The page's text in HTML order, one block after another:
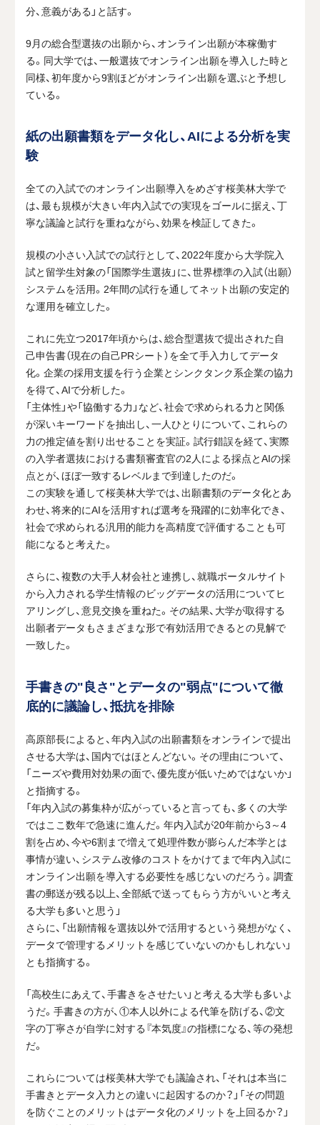
分、意義がある」と話す。
9月の総合型選抜の出願から、オンライン出願が本稼働す
る。同大学では、一般選抜でオンライン出願を導入した時と
同様、初年度から9割ほどがオンライン出願を選ぶと予想し
ている。
紙の出願書類をデータ化し、AIによる分析を実
験
全ての入試でのオンライン出願導入をめざす桜美林大学で
は、最も規模が大きい年内入試での実現をゴールに据え、丁
寧な議論と試行を重ねながら、効果を検証してきた。
規模の小さい入試での試行として、2022年度から大学院入
試と留学生対象の「国際学生選抜」に、世界標準の入試（出願）
システムを活用。2年間の試行を通してネット出願の安定的
な運用を確立した。
これに先立つ2017年頃からは、総合型選抜で提出された自
己申告書（現在の自己PRシート）を全て手入力してデータ
化。企業の採用支援を行う企業とシンクタンク系企業の協力
を得て、AIで分析した。
「主体性」や「協働する力」など、社会で求められる力と関係
が深いキーワードを抽出し、一人ひとりについて、これらの
力の推定値を割り出せることを実証。試行錯誤を経て、実際
の入学者選抜における書類審査官の2人による採点とAIの採
点とが、ほぼ一致するレベルまで到達したのだ。
この実験を通して桜美林大学では、出願書類のデータ化とあ
わせ、将来的にAIを活用すれば選考を飛躍的に効率化でき、
社会で求められる汎用的能力を高精度で評価することも可
能になると考えた。
さらに、複数の大手人材会社と連携し、就職ポータルサイト
から入力される学生情報のビッグデータの活用についてヒ
アリングし、意見交換を重ねた。その結果、大学が取得する
出願者データもさまざまな形で有効活用できるとの見解で
一致した。
手書きの"良さ"とデータの"弱点"について徹
底的に議論し、抵抗を排除
高原部長によると、年内入試の出願書類をオンラインで提出
させる大学は、国内ではほとんどない。その理由について、
「ニーズや費用対効果の面で、優先度が低いためではないか」
と指摘する。
「年内入試の募集枠が広がっていると言っても、多くの大学
ではここ数年で急速に進んだ。年内入試が20年前から3 ～4
割を占め、今や6割まで増えて処理件数が膨らんだ本学とは
事情が違い、システム改修のコストをかけてまで年内入試に
オンライン出願を導入する必要性を感じないのだろう。調査
書の郵送が残る以上、全部紙で送ってもらう方がいいと考え
る大学も多いと思う」
さらに、「出願情報を選抜以外で活用するという発想がなく、
データで管理するメリットを感じていないのかもしれない」
とも指摘する。
「高校生にあえて、手書きをさせたい」と考える大学も多いよ
うだ。手書きの方が、①本人以外による代筆を防げる、②文
字の丁寧さが自学に対する『本気度』の指標になる、等の発想
だ。
これらについては桜美林大学でも議論され、「それは本当に
手書きとデータ入力との違いに起因するのか？」「その問題
を防ぐことのメリットはデータ化のメリットを上回るか？」